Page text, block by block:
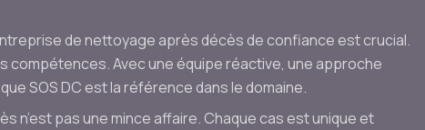
de nettoyage après décès de confiance est crucial.
compétences. Avec une équipe réactive, une approche
SOS DC est la référence dans le domaine.
n’est pas une mince affaire. Chaque cas est unique et